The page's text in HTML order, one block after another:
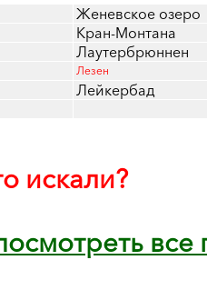
Женевское озеро
Кран-Монтана
Лаутербрюннен
Лезен
Лейкербад
искали?